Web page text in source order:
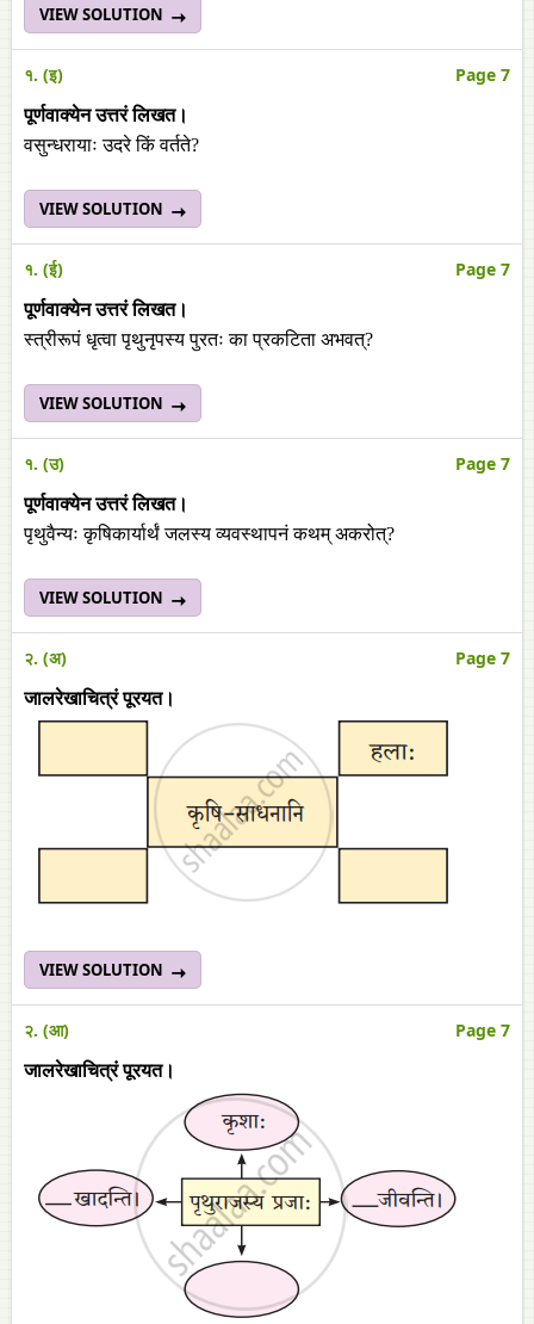
VIEW SOLUTION
१. (इ) Page 7
पूर्णवाक्येन उत्तरं लिखत।
वसुन्धरायाः उदरे किं वर्तते?
VIEW SOLUTION
१. (ई) Page 7
पूर्णवाक्येन उत्तरं लिखत।
स्त्रीरूपं धृत्वा पृथुनृपस्य पुरतः का प्रकटिता अभवत्?
VIEW SOLUTION
१. (उ) Page 7
पूर्णवाक्येन उत्तरं लिखत।
पृथुवैन्यः कृषिकार्यार्थं जलस्य व्यवस्थापनं कथम्‌ अकरोत्‌?
VIEW SOLUTION
२. (अ) Page 7
जालरेखाचित्रं पूरयत।
VIEW SOLUTION
२. (आ) Page 7
जालरेखाचित्रं पूरयत।